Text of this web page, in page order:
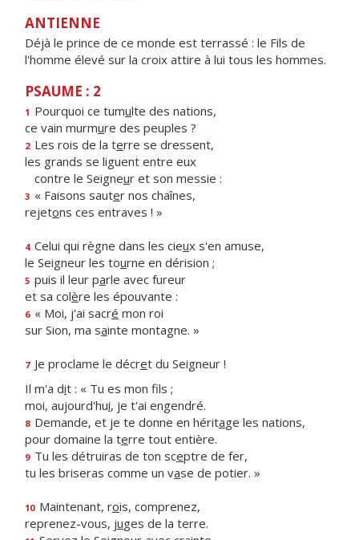
ANTIENNE
Déjà le prince de ce monde est terrassé : le Fils de
l'homme élevé sur la croix attire à lui tous les hommes.
PSAUME : 2
1 Pourquoi ce tumulte des nations,
ce vain murmure des peuples ?
2 Les rois de la terre se dressent,
les grands se liguent entre eux
contre le Seigneur et son messie :
3 « Faisons sauter nos chaînes,
rejetons ces entraves ! »
4 Celui qui règne dans les cieux s'en amuse,
le Seigneur les tourne en dérision ;
5 puis il leur parle avec fureur
et sa colère les épouvante :
6 « Moi, j'ai sacré mon roi
sur Sion, ma sainte montagne. »
7 Je proclame le décret du Seigneur !
Il m'a dit : « Tu es mon fils ;
moi, aujourd'hui, je t'ai engendré.
8 Demande, et je te donne en héritage les nations,
pour domaine la terre tout entière.
9 Tu les détruiras de ton sceptre de fer,
tu les briseras comme un vase de potier. »
10 Maintenant, rois, comprenez,
reprenez-vous, juges de la terre.